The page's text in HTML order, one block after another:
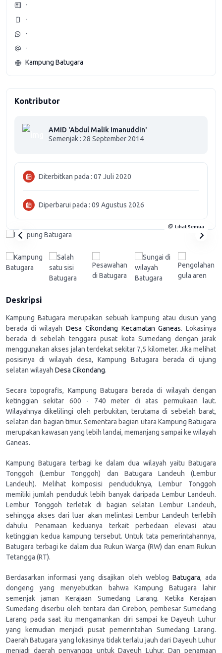
-
-
-
-
Kampung Batugara
Kontributor
AMID 'Abdul Malik Imanuddin'
Semenjak : 28 September 2014
Diterbitkan pada : 07 Juli 2020
Diperbarui pada : 09 Agustus 2026
Lihat Semua
Deskripsi
Kampung Batugara merupakan sebuah kampung atau dusun yang
berada di wilayahDesa Cikondang Kecamatan Ganeas. Lokasinya
berada di sebelah tenggara pusat kota Sumedang dengan jarak
menggunakan akses jalan terdekat sekitar 7,5 kilometer. Jika melihat
posisinya di wilayah desa, Kampung Batugara berada di ujung
selatan wilayah Desa Cikondang.
Secara topografis, Kampung Batugara berada di wilayah dengan
ketinggian sekitar 600 - 740 meter di atas permukaan laut.
Wilayahnya dikelilingi oleh perbukitan, terutama di sebelah barat,
selatan dan bagian timur. Sementara bagian utara Kampung Batugara
merupakan kawasan yang lebih landai, memanjang sampai ke wilayah
Ganeas.
Kampung Batugara terbagi ke dalam dua wilayah yaitu Batugara
Tonggoh (Lembur Tonggoh) dan Batugara Landeuh (Lembur
Landeuh). Melihat komposisi penduduknya, Lembur Tonggoh
memiliki jumlah penduduk lebih banyak daripada Lembur Landeuh.
Lembur Tonggoh terletak di bagian selatan Lembur Landeuh,
sehingga akses dari luar akan melintasi Lembur Landeuh terlebih
dahulu. Penamaan keduanya terkait perbedaan elevasi atau
ketinggian kedua kampung tersebut. Untuk tata pemerintahannya,
Batugara terbagi ke dalam dua Rukun Warga (RW) dan enam Rukun
Tetangga (RT).
Berdasarkan informasi yang disajikan oleh weblog Batugara, ada
dongeng yang menyebutkan bahwa Kampung Batugara lahir
semenjak jaman Kerajaan Sumedang Larang. Ketika Kerajaan
Sumedang diserbu oleh tentara dari Cirebon, pembesar Sumedang
Larang pada saat itu mengamankan diri sampai ke Dayeuh Luhur
yang kemudian menjadi pusat pemerintahan Sumedang Larang.
Daerah Batugara yang lokasinya tidak terlalu jauh dari Dayeuh Luhur
menjadi daerah penyangga untuk Dayeuh Luhur. Dan penamaan